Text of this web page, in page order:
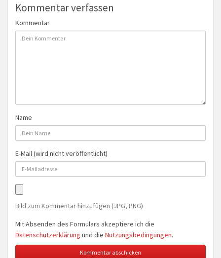
Kommentar verfassen
Kommentar
Name
E-Mail (wird nicht veröffentlicht)
Bild zum Kommentar hinzufügen (JPG, PNG)
Mit Absenden des Formulars akzeptiere ich die
Datenschutzerklärung und die Nutzungsbedingungen.